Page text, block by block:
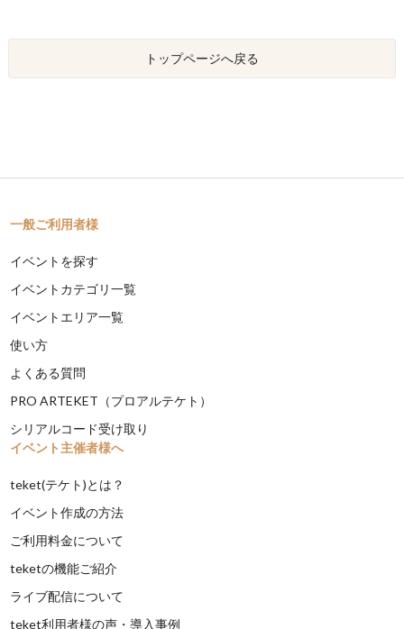
トップページへ戻る
一般ご利用者様
イベントを探す
イベントカテゴリ一覧
イベントエリア一覧
使い方
よくある質問
PRO ARTEKET（プロアルテケト）
シリアルコード受け取り
イベント主催者様へ
teket(テケト)とは？
イベント作成の方法
ご利用料金について
teketの機能ご紹介
ライブ配信について
teket利用者様の声・導入事例